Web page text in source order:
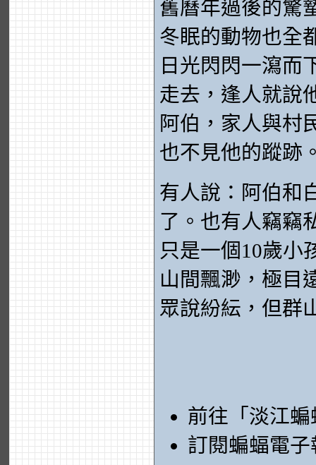
舊曆年過後的驚
冬眠的動物也全
日光閃閃一瀉而
走去，逢人就說
阿伯，家人與村
也不見他的蹤跡
有人說：阿伯和
了。也有人竊竊
只是一個10歲小
山間飄渺，極目
眾說紛紜，但群
前往「淡江
訂閱蝙蝠電子